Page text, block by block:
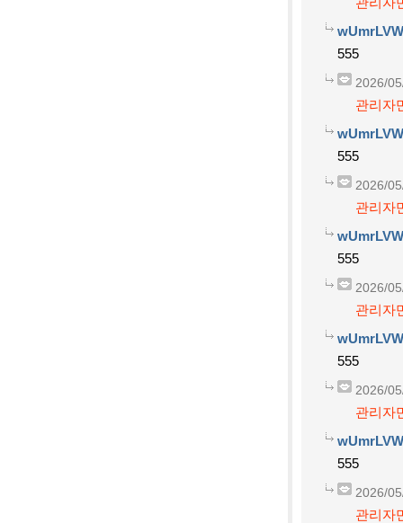
555
2026/
관리자
555
2026/
관리자
555
2026/
관리자
555
2026/
관리자
555
2026/
관리자